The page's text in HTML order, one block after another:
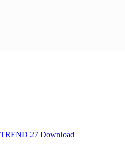
TREND 27 Download